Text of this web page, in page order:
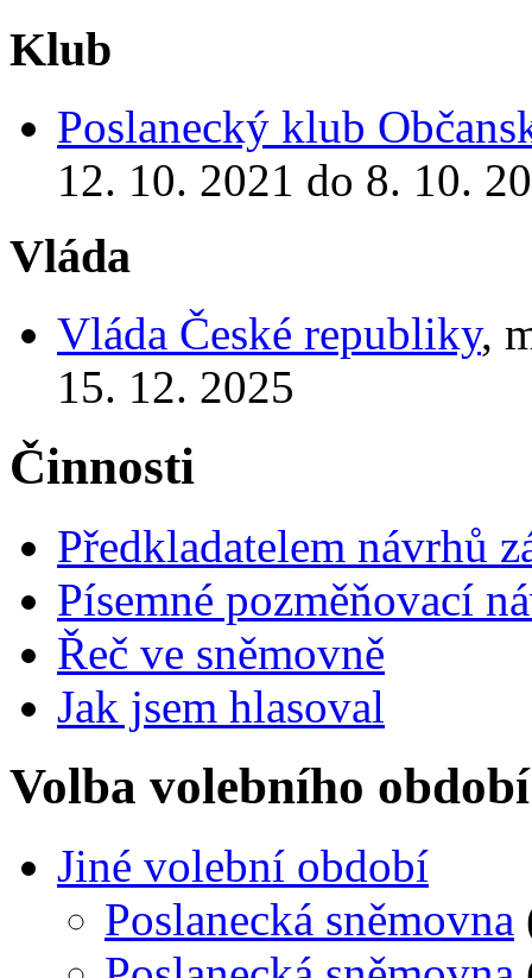
Klub
Poslanecký klub
12. 10. 2021 do 8. 10.
Vláda
Vláda České republiky,
15. 12. 2025
Činnosti
Předkladatelem návrhů
Písemné pozměňovací
Řeč ve sněmovně
Jak jsem hlasoval
Volba volebního období
Jiné volební období
Poslanecká sněmovna